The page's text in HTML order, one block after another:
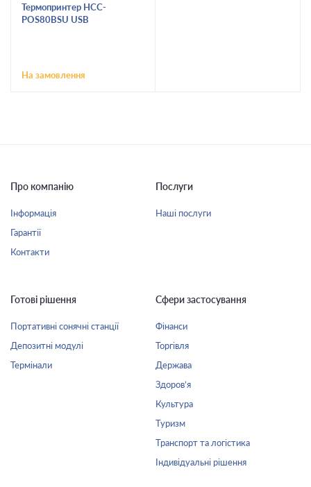
Термопринтер HCC-
POS80BSU USB
На замовлення
Про компанію
Інформація
Гарантії
Контакти
Послуги
Наші послуги
Готові рішення
Портативні сонячні станції
Депозитні модулі
Термінали
Сфери застосування
Фінанси
Торгівля
Держава
Здоров’я
Культура
Туризм
Транспорт та логістика
Індивідуальні рішення